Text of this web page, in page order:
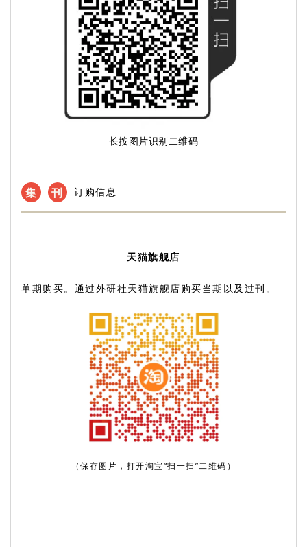
长按图片识别二维码
集 刊 订购信息
天猫旗舰店
单期购买。通过外研社天猫旗舰店购买当期以及过刊。
（保存图片，打开淘宝“扫一扫”二维码）